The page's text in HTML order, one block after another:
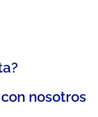
nosotros